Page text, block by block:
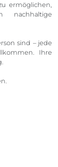
ermöglichen,
nachhaltige
sind – jede
Ihre